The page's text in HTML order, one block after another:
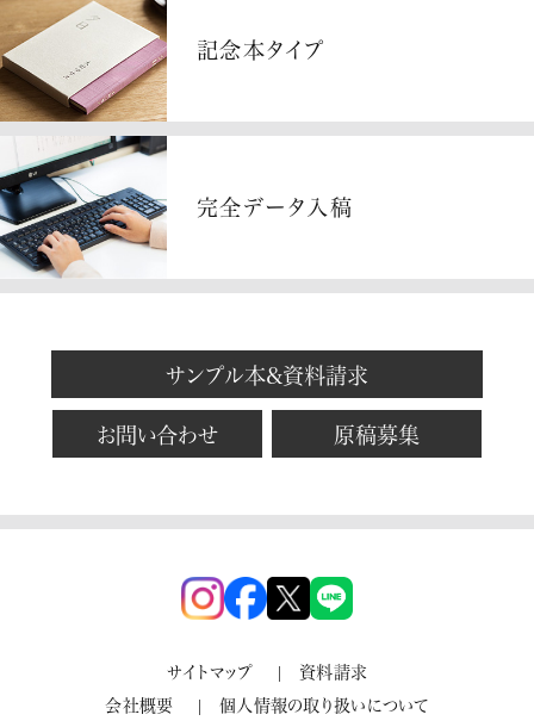
記念本タイプ
完全データ入稿
サンプル本&資料請求
お問い合わせ 原稿募集
サイトマップ
資料請求
会社概要
個人情報の取り扱いについて